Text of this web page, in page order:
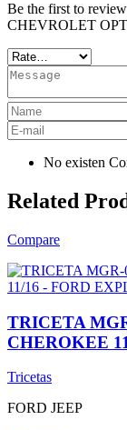
Be the first to
CHEVROLET
No existen
Related
Compare
TRICETA
CHEROKEE
Tricetas
FORD JEEP